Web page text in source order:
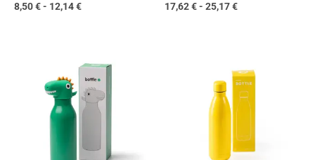
8,50€- 12,14€ 17,62€- 25,17€
di
prezzo:
da
8,88 €
a
prezzo:
da
4,67 €
a